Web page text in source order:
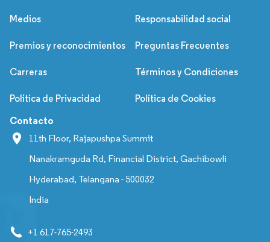
Medios Responsabilidad social
Premios y reconocimientos Preguntas Frecuentes
Carreras Términos y Condiciones
Política de Privacidad Política de Cookies
Contacto
11th Floor, Rajapushpa Summit
Nanakramguda Rd, Financial District, Gachibowli
Hyderabad, Telangana - 500032
India
+1 617-765-2493